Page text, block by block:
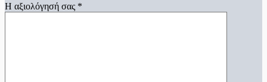
Η αξιολόγησή σας *